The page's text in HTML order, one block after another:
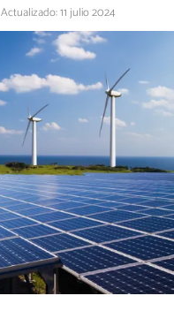
Actualizado: 11 julio 2024